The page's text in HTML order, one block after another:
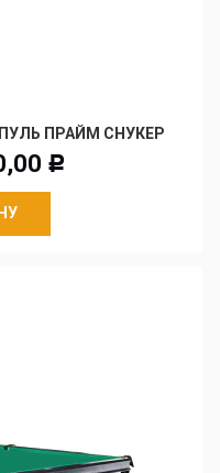
ПРАЙМ СНУКЕР
Р